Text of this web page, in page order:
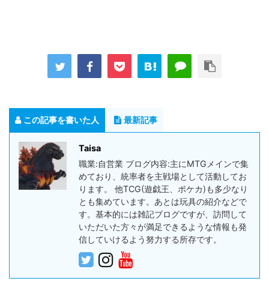
この記事を書いた人 最新記事
Taisa
職業:自営業 ブログ内容:主にMTGメインで集
めており、統率者を主戦場として活動してお
ります。 他TCG(遊戯王、ポケカ)も多少なり
とも集めています。あとは玩具の紹介などで
す。基本的には雑記ブログですが、訪問して
いただいた方々が満足できるような情報も発
信していけるよう努力する所存です。